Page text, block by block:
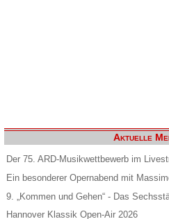
Aktuelle
Der 75. ARD-Musikwettbewerb im
Ein besonderer Opernabend mit
9. „Kommen und Gehen“ - Das
Hannover Klassik Open-Air 2026